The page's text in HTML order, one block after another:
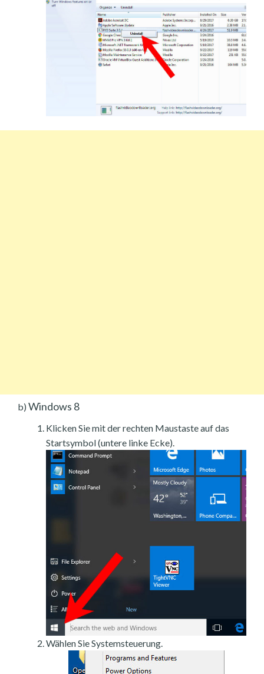
b) Windows 8
Klicken Sie mit der rechten Maustaste auf das
Startsymbol (untere linke Ecke).
Wählen Sie Systemsteuerung.